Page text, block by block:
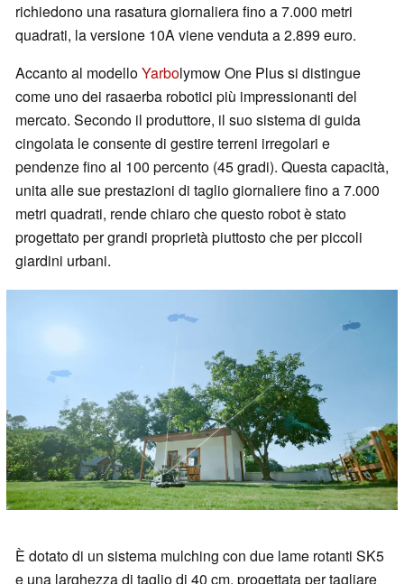
richiedono una rasatura giornaliera fino a 7.000 metri
quadrati, la versione 10A viene venduta a 2.899 euro.
Accanto al modelloYarbolymow One Plus si distingue
come uno dei rasaerba robotici più impressionanti del
mercato. Secondo il produttore, il suo sistema di guida
cingolata le consente di gestire terreni irregolari e
pendenze fino al 100 percento (45 gradi). Questa capacità,
unita alle sue prestazioni di taglio giornaliere fino a 7.000
metri quadrati, rende chiaro che questo robot è stato
progettato per grandi proprietà piuttosto che per piccoli
giardini urbani.
È dotato di un sistema mulching con due lame rotanti SK5
e una larghezza di taglio di 40 cm, progettata per tagliare